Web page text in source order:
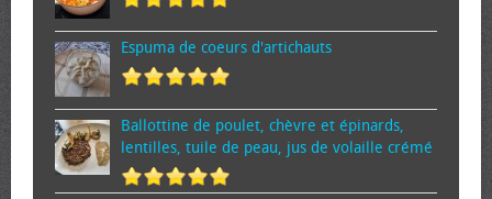
Espuma de cœurs d'artichauts
Ballottine de poulet, chèvre et épinards,
lentilles, tuile de peau, jus de volaille crémé